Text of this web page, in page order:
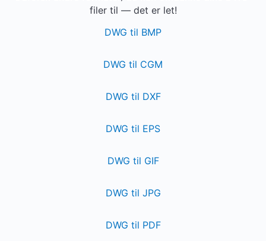
filer til — det er let!
DWG til BMP
DWG til CGM
DWG til DXF
DWG til EPS
DWG til GIF
DWG til JPG
DWG til PDF